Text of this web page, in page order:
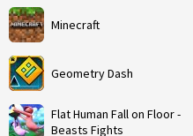
Minecraft
Geometry Dash
Flat Human Fall on Floor -
Beasts Fights